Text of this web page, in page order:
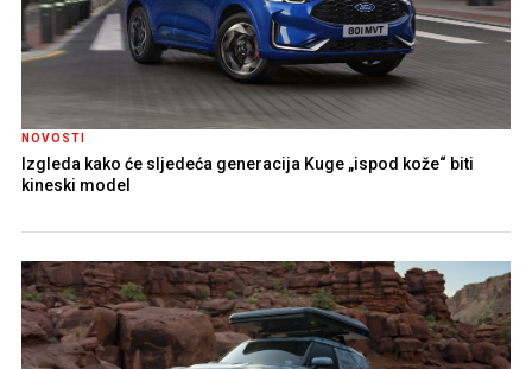
NOVOSTI
Izgleda kako će sljedeća generacija Kuge „ispod kože“ biti
kineski model